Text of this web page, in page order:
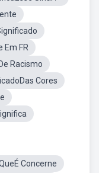
Em FR
Racismo
Cores
Concerne